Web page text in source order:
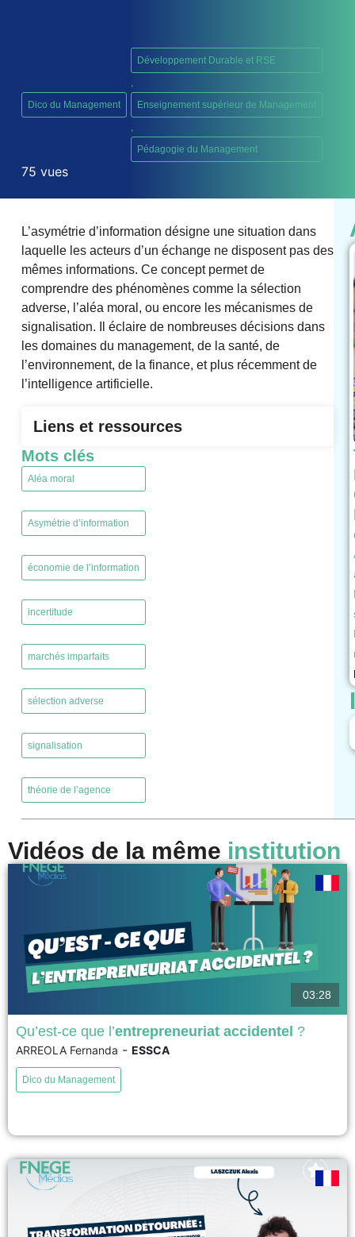
Dico du Management
Développement Durable et RSE
Enseignement supérieur de Management
Pédagogie du Management
75 vues
L’asymétrie d’information désigne une situation dans
laquelle les acteurs d’un échange ne disposent pas des
mêmes informations. Ce concept permet de
comprendre des phénomènes comme la sélection
adverse, l’aléa moral, ou encore les mécanismes de
signalisation. Il éclaire de nombreuses décisions dans
les domaines du management, de la santé, de
l’environnement, de la finance, et plus récemment de
l’intelligence artificielle.
Liens et ressources
Mots clés
Aléa moral
Asymétrie d’information
économie de l’information
incertitude
marchés imparfaits
sélection adverse
signalisation
théorie de l’agence
Vidéos de la même institution
Ce DICO explore l'entrepreneuriat accidentel à travers le cas Van Gogh
Roots. En 2020, le couple Serlinger découvre que les racines ayant inspiré
le dernier tableau de Van Gogh se trouvent dans leur propriété à Auvers-
voir
03:28
Qu’est-ce que l’entrepreneuriat accidentel ?
ARREOLA Fernanda - ESSCA
Dico du Management